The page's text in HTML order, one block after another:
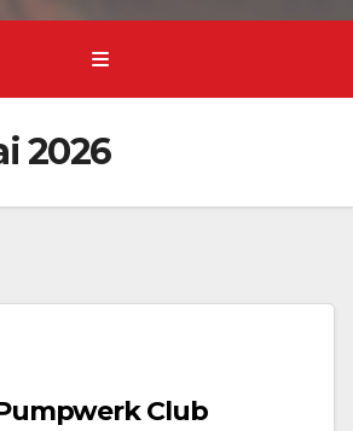
2026
Club